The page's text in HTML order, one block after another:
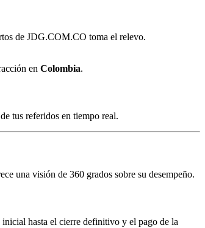
de JDG.COM.CO toma el relevo.
en Colombia.
tus referidos en tiempo real.
una visión de 360 grados sobre su desempeño.
inicial hasta el cierre definitivo y el pago de la